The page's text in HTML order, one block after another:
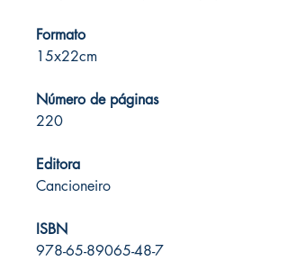
Formato
15x22cm
Número de páginas
220
Editora
Cancioneiro
ISBN
978-65-89065-48-7